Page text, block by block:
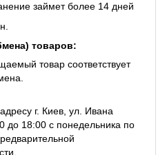
займет более 14 дней
товаров:
товар соответствует
г. Киев, ул. Ивана
до 18:00 с понедельника по